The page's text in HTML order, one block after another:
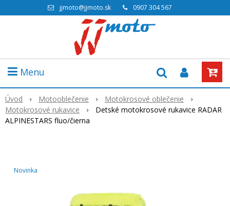
jjmoto@jjmoto.sk 0907 304 567
Menu
Úvod Motooblečenie
Motokrosové oblečenie
Motokrosové rukavice
Detské motokrosové rukavice RADAR
ALPINESTARS fluo/čierna
Novinka